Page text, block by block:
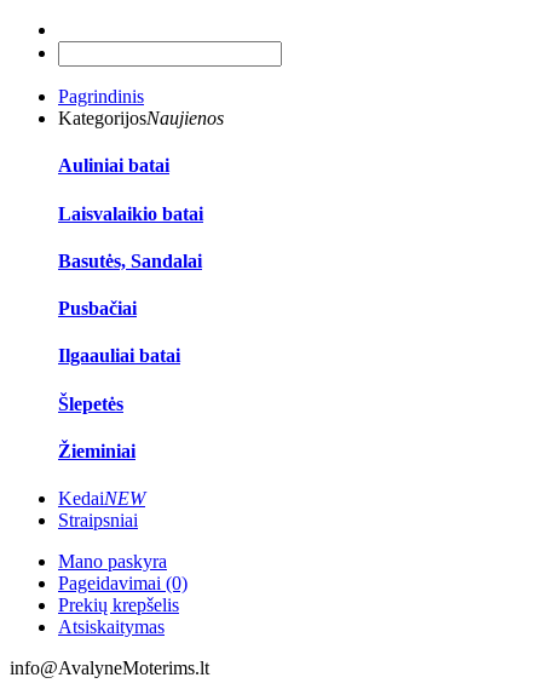
Pagrindinis
KategorijosNaujienos
Auliniai batai
Laisvalaikio batai
Basutės, Sandalai
Pusbačiai
Ilgaauliai batai
Šlepetės
Žieminiai
KedaiNEW
Straipsniai
Mano paskyra
Pageidavimai (0)
Prekių krepšelis
Atsiskaitymas
info@AvalyneMoterims.lt